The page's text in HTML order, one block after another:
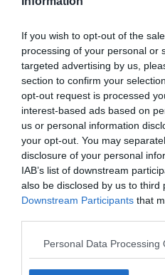
If you wish to opt-out of the
processing of your personal or
targeted advertising by us,
section to confirm your
opt-out request is processed
interest-based ads based on
us or personal information
your opt-out. You may
disclosure of your personal
IAB’s list of downstream
also be disclosed by us to third
Downstream Participants that
Personal Data Processing
Az Ágyúsok először 15 Millió
Celtic júniusban visszautasított.
Fontos ajánlatot tettek, de annak
formájában a londoni csapat
kötve.
Amennyiben az Arsenal sikeresen
Unai Emery 5. nyári igazolása.